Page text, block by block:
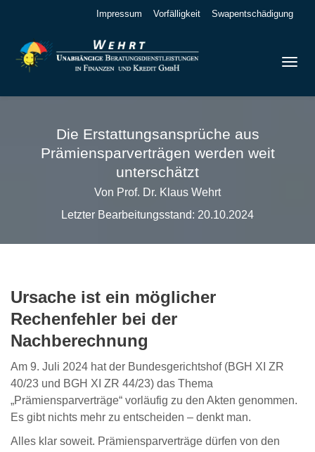
Swapentschädigung
Vorfälligkeit
Impressum
Die Erstattungsansprüche aus
Prämiensparverträgen werden weit
unterschätzt
Von Prof. Dr. Klaus Wehrt
Letzter Bearbeitungsstand: 20.10.2024
Ursache ist ein möglicher
Rechenfehler bei der
Nachberechnung
Am 9. Juli 2024 hat der Bundesgerichtshof (BGH XI ZR
40/23 und BGH XI ZR 44/23) das Thema
„Prämiensparverträge“ vorläufig zu den Akten genommen.
Es gibt nichts mehr zu entscheiden – denkt man.
Alles klar soweit. Prämiensparverträge dürfen von den